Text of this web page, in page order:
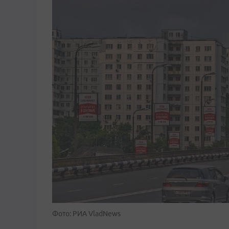
Фото: РИА VladNews